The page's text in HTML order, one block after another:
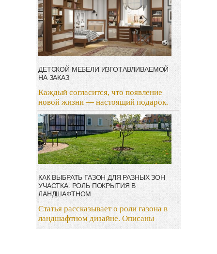
ДЕТСКОЙ МЕБЕЛИ ИЗГОТАВЛИВАЕМОЙ
НА ЗАКАЗ
Каждый согласится, что появление
новой жизни — настоящий подарок.
КАК ВЫБРАТЬ ГАЗОН ДЛЯ РАЗНЫХ ЗОН
УЧАСТКА: РОЛЬ ПОКРЫТИЯ В
ЛАНДШАФТНОМ
Статья рассказывает о роли газона в
ландшафтном дизайне. Описаны